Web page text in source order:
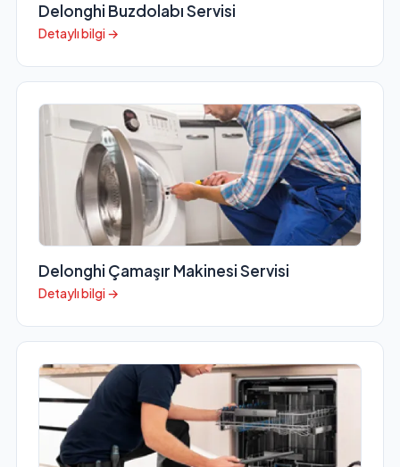
Delonghi Buzdolabı Servisi
Detaylı bilgi →
Delonghi Çamaşır Makinesi Servisi
Detaylı bilgi →